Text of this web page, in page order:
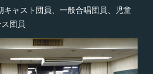
キャスト団員、一般合唱団員、児童
団員